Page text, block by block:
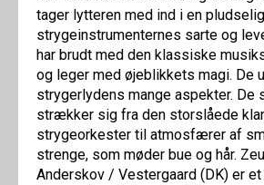
tager lytteren med ind i en
strygeinstrumenternes sarte og
har brudt med den klassiske
og leger med øjeblikkets magi. De
strygerlydens mange aspekter. De
strækker sig fra den storslåede
strygeorkester til atmosfærer af
strenge, som møder bue og hår.
Anderskov / Vestergaard (DK) er